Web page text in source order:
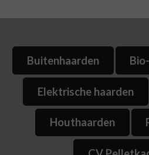
Buitenhaarden
Elektrische haarden
Houthaarden